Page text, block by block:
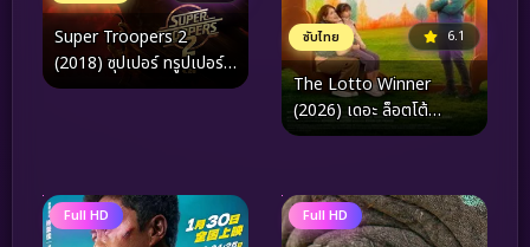
Super Troopers 2
(2018) ซุปเปอร์ ทรูปเปอร์
2
ซับไทย 6.1
The Lotto Winner
(2026) เดอะ ล็อตโต้
วินเนอร์
Full HD Full HD